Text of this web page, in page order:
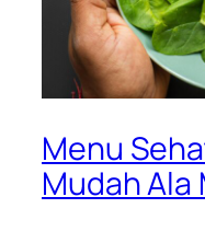
Menu
Mudah Ala